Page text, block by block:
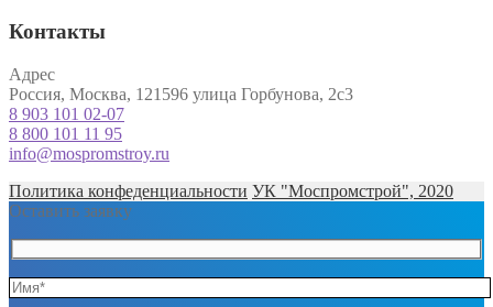
Контакты
Адрес
Россия, Москва, 121596 улица Горбунова, 2с3
8 903 101 02-07
8 800 101 11 95
info@mospromstroy.ru
Политика конфеденциальности УК "Моспромстрой", 2020
Оставить заявку